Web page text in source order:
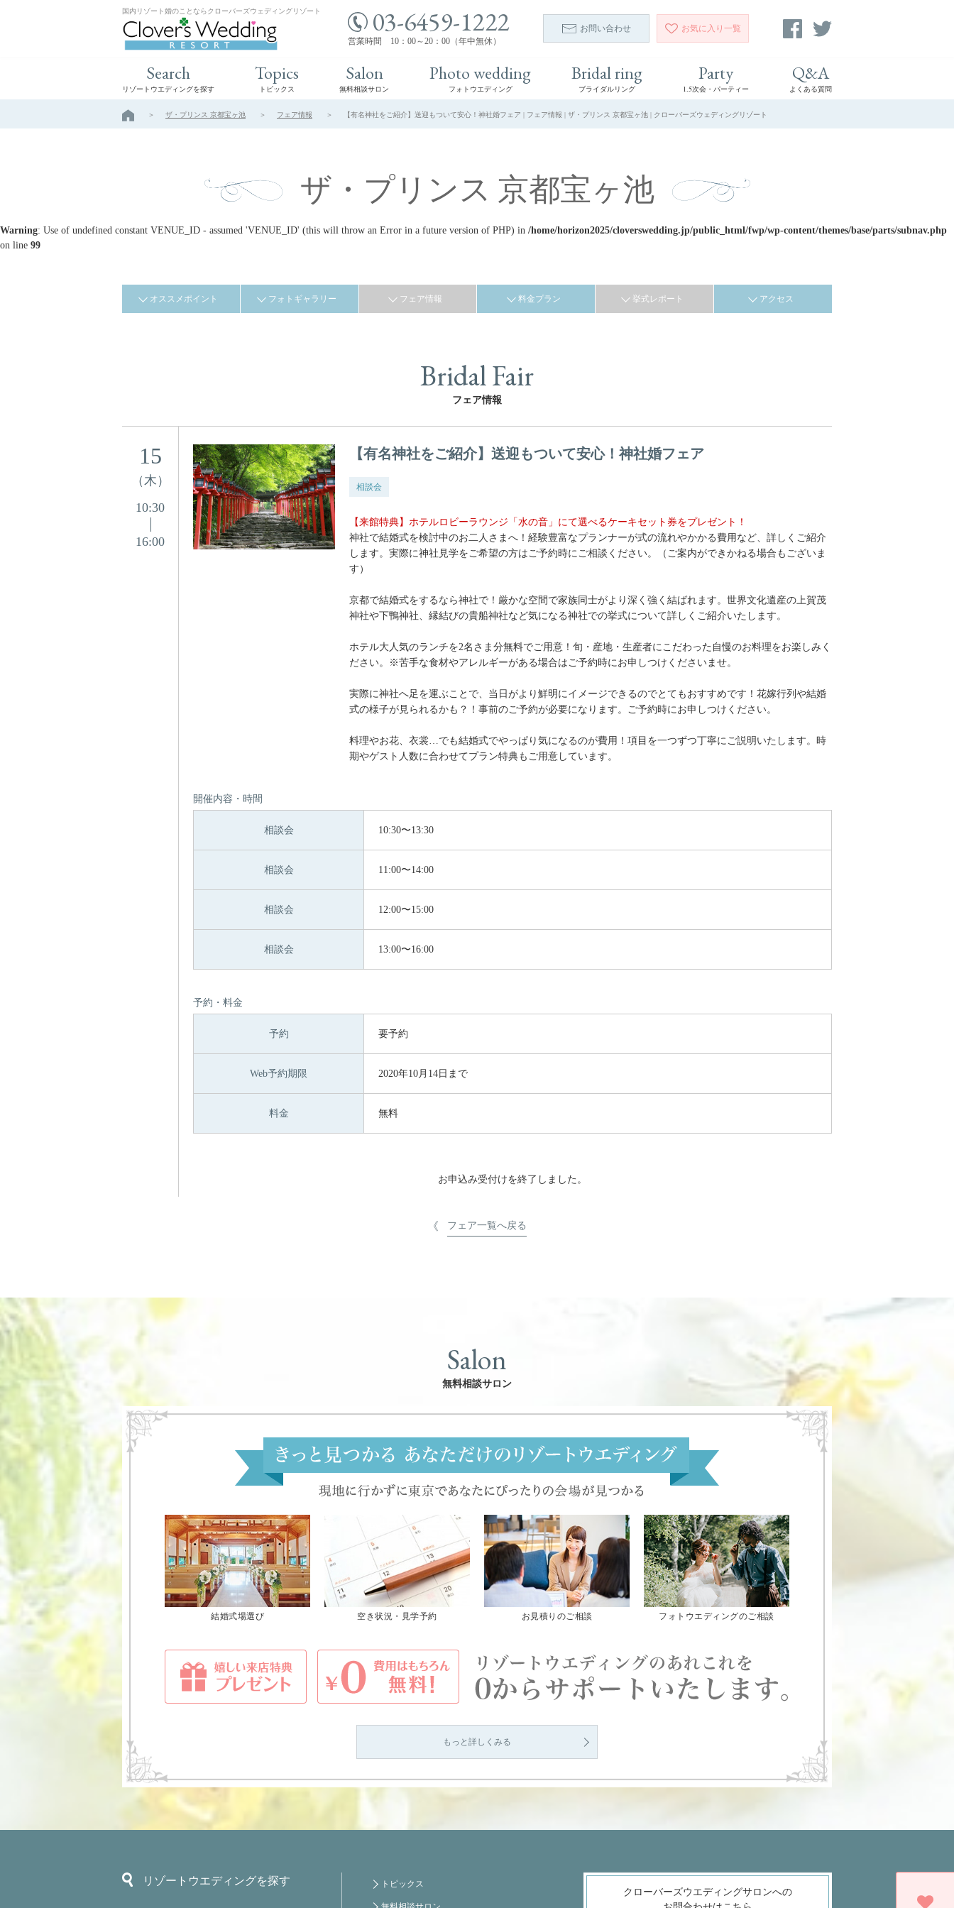
国内リゾート婚のことならクローバーズウェディングリゾート 03-6459-1222
営業時間 10：00～20：00（年中無休）
お問い合わせ お気に入り 一覧
Search
リゾートウエディングを探す
Topics
トピックス
Salon
無料相談サロン
Photo wedding
フォトウエディング
Bridal ring
ブライダルリング
Party
1.5次会・パーティー
Q&A
よくある質問
ザ・プリンス 京都宝ヶ池 フェア情報 【有名神社をご紹介】送迎もついて安心！神社婚フェア | フェア情報 | ザ・プリンス 京都宝ヶ池 | クローバーズウェディングリゾート
ザ・プリンス 京都宝ヶ池
Warning: Use of undefined constant VENUE_ID - assumed 'VENUE_ID' (this will throw an Error in a future version of PHP) in /home/horizon2025/cloverswedding.jp/public_html/fwp/wp-content/themes/base/parts/subnav.php
on line 99
オススメポイント フォトギャラリー フェア情報 料金プラン 挙式レポート アクセス
Bridal Fair
フェア情報
15
（木）
10:30
16:00
【有名神社をご紹介】送迎もついて安心！神社婚フェア
相談会
【来館特典】ホテルロビーラウンジ「水の音」にて選べるケーキセット券をプレゼント！
神社で結婚式を検討中のお二人さまへ！経験豊富なプランナーが式の流れやかかる費用など、詳しくご紹介
します。実際に神社見学をご希望の方はご予約時にご相談ください。（ご案内ができかねる場合もございま
す）
京都で結婚式をするなら神社で！厳かな空間で家族同士がより深く強く結ばれます。世界文化遺産の上賀茂
神社や下鴨神社、縁結びの貴船神社など気になる神社での挙式について詳しくご紹介いたします。
ホテル大人気のランチを2名さま分無料でご用意！旬・産地・生産者にこだわった自慢のお料理をお楽しみく
ださい。※苦手な食材やアレルギーがある場合はご予約時にお申しつけくださいませ。
実際に神社へ足を運ぶことで、当日がより鮮明にイメージできるのでとてもおすすめです！花嫁行列や結婚
式の様子が見られるかも？！事前のご予約が必要になります。ご予約時にお申しつけください。
料理やお花、衣裳…でも結婚式でやっぱり気になるのが費用！項目を一つずつ丁寧にご説明いたします。時
期やゲスト人数に合わせてプラン特典もご用意しています。
開催内容・時間
相談会 10:30〜13:30
相談会 11:00〜14:00
相談会 12:00〜15:00
相談会 13:00〜16:00
予約・料金
予約 要予約
Web予約期限 2020年10月14日まで
料金 無料
お申込み受付けを終了しました。
フェア一覧へ戻る
Salon
無料相談サロン
結婚式場選び 空き状況・見学予約 お見積りのご相談 フォトウエディングのご相談
もっと詳しくみる
リゾートウエディングを探す トピックス
クローバーズウエディングサロンへの